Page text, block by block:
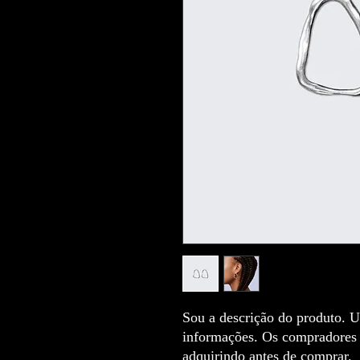
Sou a descrição do produto.
informações. Os
adquirindo antes de comprar.